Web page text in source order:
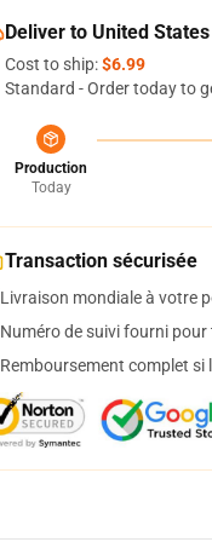
Deliver to United States
Cost to ship:$6.99
Standard - Order today to
Production
Today
Transaction sécurisée
Livraison mondiale à votre
Numéro de suivi fourni pour
Remboursement complet si